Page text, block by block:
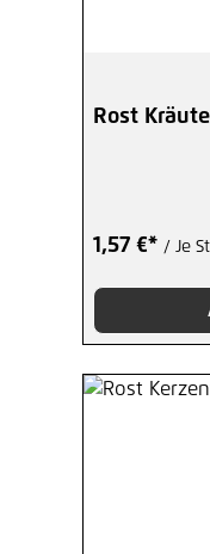
Rost
1,57 €* / Je